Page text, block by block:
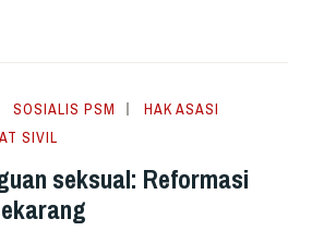
SOSIALIS PSM
HAK ASASI
SIVIL
seksual: Reformasi